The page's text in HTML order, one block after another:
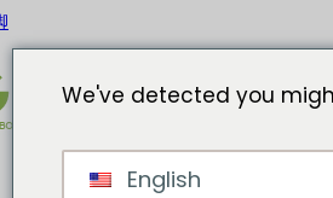
We've detected you
English